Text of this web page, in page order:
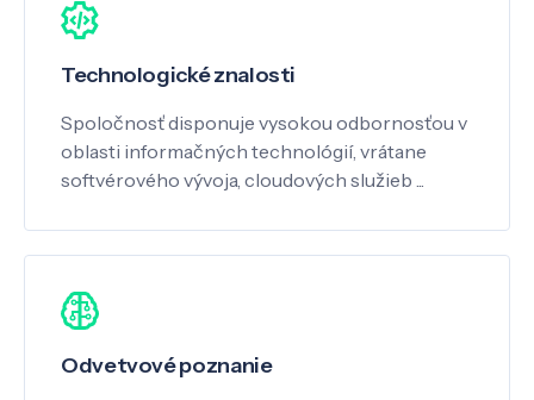
Technologické znalosti
Spoločnosť disponuje vysokou odbornosťou v
oblasti informačných technológií, vrátane
softvérového vývoja, cloudových služieb ...
Odvetvové poznanie